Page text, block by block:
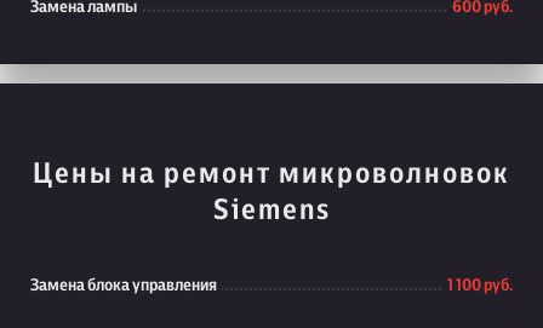
Замена лампы 600 руб.
Цены на ремонт микроволновок
Siemens
Замена блока управления 1 100 руб.